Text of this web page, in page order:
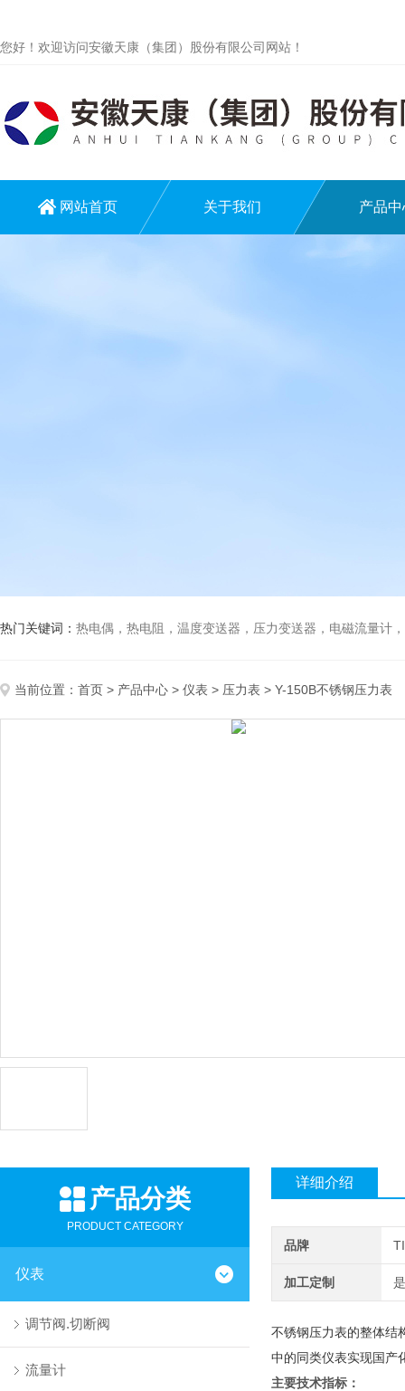
您好！欢迎访问安徽天康（集团）股份有限公司网站！
网站首页 关于我们 产品中
热门关键词： 热电偶，热电阻，温度变送器，压力变送器，电磁流量计，
当前位置： 首页 > 产品中心 > 仪表 > 压力表 > Y-150B不锈钢压力表
产品分类
PRODUCT CATEGORY
仪表
调节阀.切断阀
流量计
详细介绍
品牌
加工定制
不锈钢压力表的整体结
中的同类仪表实现国产
主要技术指标：